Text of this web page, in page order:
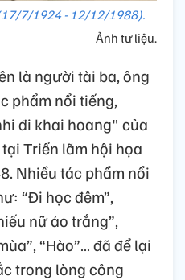
7/1924 - 12/12/1988).
Ảnh tư liệu.
là người tài ba, ông
phẩm nổi tiếng,
đi khai hoang" của
Triển lãm hội họa
Nhiều tác phẩm nổi
“Đi học đêm”,
nữ áo trắng”,
“Hào”… đã để lại
trong lòng công